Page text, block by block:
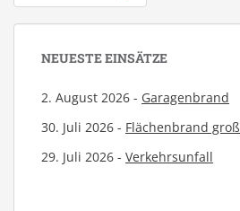
NEUESTE EINSÄTZE
2. August 2026 - Garagenbrand
30. Juli 2026 - Flächenbrand groß
29. Juli 2026 - Verkehrsunfall